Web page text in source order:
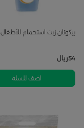
بيكوتان زيت استحمام للأطفال 150 مل
54ريال
اضف للسلة